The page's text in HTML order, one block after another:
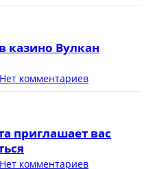
казино Вулкан
Нет комментариев
приглашает вас
Нет комментариев